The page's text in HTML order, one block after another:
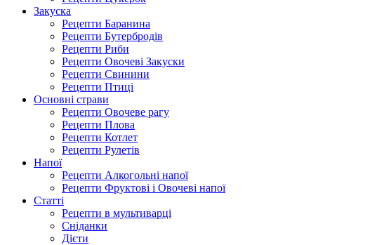
Закуска
Рецепти Баранина
Рецепти Бутербродів
Рецепти Риби
Рецепти Овочеві Закуски
Рецепти Свинини
Рецепти Птиці
Основні страви
Рецепти Овочеве рагу
Рецепти Плова
Рецепти Котлет
Рецепти Рулетів
Напої
Рецепти Алкогольні напої
Рецепти Фруктові і Овочеві напої
Статті
Рецепти в мультиварці
Сніданки
Дієти